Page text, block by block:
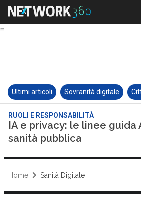
Ultimi articoli Sovranità digitale
RUOLI E RESPONSABILITÀ
IA e privacy: le linee guida
sanità pubblica
Home Sanità Digitale